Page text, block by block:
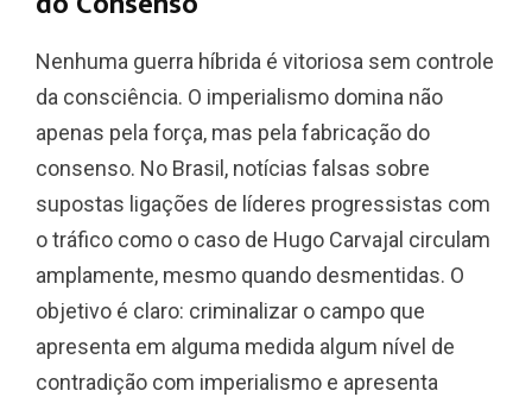
Nenhuma guerra híbrida é vitoriosa sem controle
da consciência. O imperialismo domina não
apenas pela força, mas pela fabricação do
consenso. No Brasil, notícias falsas sobre
supostas ligações de líderes progressistas com
o tráfico como o caso de Hugo Carvajal circulam
amplamente, mesmo quando desmentidas. O
objetivo é claro: criminalizar o campo que
apresenta em alguma medida algum nível de
contradição com imperialismo e apresenta